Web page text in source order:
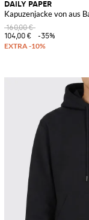
DAILY PAPER
Kapuzenjacke von aus
160,00 €
104,00 €
-35%